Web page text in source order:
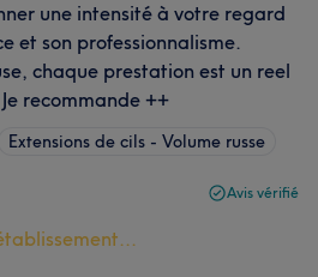
une intensité à votre regard
et son professionnalisme.
chaque prestation est un reel
recommande ++
Extensions de cils - Volume russe
Avis vérifié